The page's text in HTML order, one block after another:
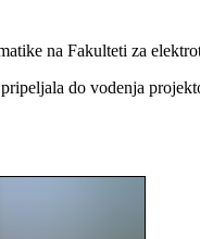
na Fakulteti za
do vodenja